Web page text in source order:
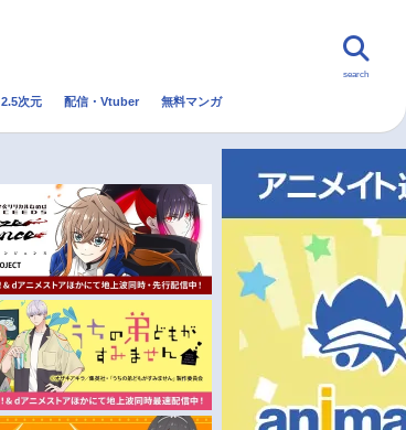
トレンド 無料マンガ
秋アニメ
冬アニメ
search
2.5次元 配信・Vtuber 無料マンガ